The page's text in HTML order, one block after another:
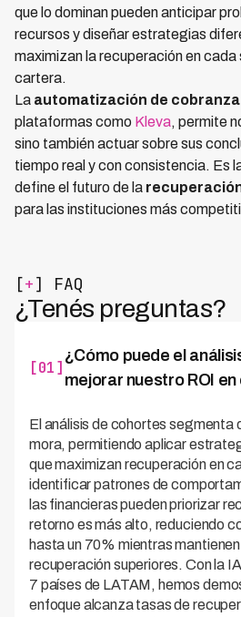
que lo dominan pueden anticipar
recursos y diseñar estrategias
maximizan la recuperación en
cartera.
La automatización de cobranza
plataformas como Kleva, permite
sino también actuar sobre sus
tiempo real y con consistencia. Es
define el futuro de la
para las instituciones más
[+] FAQ
¿Tenés preguntas?
[01]
¿Cómo puede el
mejorar nuestro ROI
El análisis de cohortes segmenta
mora, permitiendo aplicar
que maximizan recuperación en
identificar patrones de
las financieras pueden priorizar
retorno es más alto, reduciendo
hasta un 70% mientras
recuperación superiores. Con la
7 países de LATAM, hemos
enfoque alcanza tasas de